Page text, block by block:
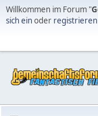
Willkommen im Forum "
sich einoder registrieren